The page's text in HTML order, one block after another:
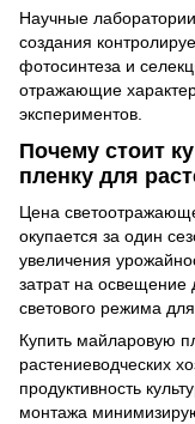
Научные
создания
фотосинтеза и
отражающие
экспериментов.
Почему стоит
пленку для
Цена
окупается за один
увеличения
затрат на освещение
светового режима
Купить майларовую
растениеводческих
продуктивность
монтажа